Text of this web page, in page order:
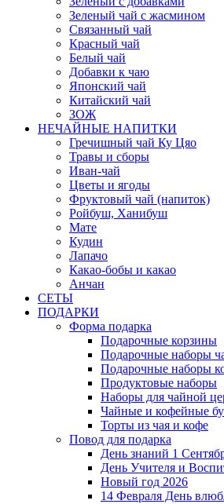
Зеленый чай с жасмином
Связанный чай
Красный чай
Белый чай
Добавки к чаю
Японский чай
Китайский чай
ЗОЖ
НЕЧАЙНЫЕ НАПИТКИ
Гречишный чай Ку Цяо
Травы и сборы
Иван-чай
Цветы и ягоды
Фруктовый чай (напиток)
Ройбуш, Ханибуш
Мате
Кудин
Лапачо
Какао-бобы и какао
Анчан
СЕТЫ
ПОДАРКИ
Форма подарка
Подарочные корзины
Подарочные наборы
Подарочные наборы
Продуктовые наборы
Наборы для чайной
Чайные и кофейные
Торты из чая и кофе
Повод для подарка
День знаний 1
День Учителя и
Новый год 2026
14 Февраля День